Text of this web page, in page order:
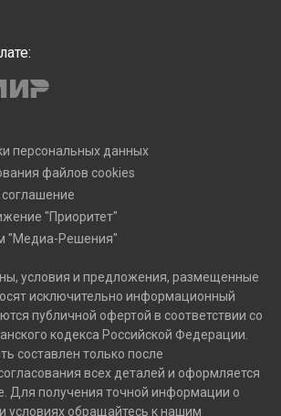
персональных данных
файлов cookies
"Приоритет"
"Медиа-Решения"
условия и предложения, размещенные
исключительно информационный
публичной офертой в соответствии со
кодекса Российской Федерации.
составлен только после
всех деталей и оформляется
Для получения точной информации о
условиях обращайтесь к нашим